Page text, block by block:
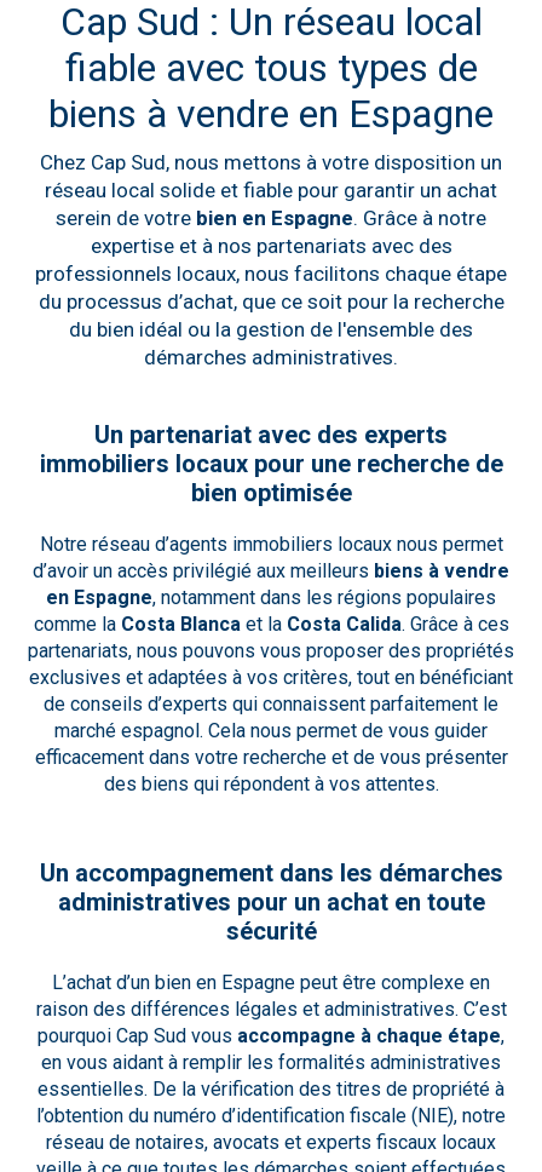
Cap Sud : Un réseau local
fiable avec tous types de
biens à vendre en Espagne
Chez Cap Sud, nous mettons à votre disposition un
réseau local solide et fiable pour garantir un achat
serein de votre bien en Espagne. Grâce à notre
expertise et à nos partenariats avec des
professionnels locaux, nous facilitons chaque étape
du processus d’achat, que ce soit pour la recherche
du bien idéal ou la gestion de l'ensemble des
démarches administratives.
Un partenariat avec des experts
immobiliers locaux pour une recherche de
bien optimisée
Notre réseau d’agents immobiliers locaux nous permet
d’avoir un accès privilégié aux meilleurs biens à vendre
en Espagne, notamment dans les régions populaires
comme la Costa Blancaet la Costa Calida. Grâce à ces
partenariats, nous pouvons vous proposer des propriétés
exclusives et adaptées à vos critères, tout en bénéficiant
de conseils d’experts qui connaissent parfaitement le
marché espagnol. Cela nous permet de vous guider
efficacement dans votre recherche et de vous présenter
des biens qui répondent à vos attentes.
Un accompagnement dans les démarches
administratives pour un achat en toute
sécurité
L’achat d’un bien en Espagne peut être complexe en
raison des différences légales et administratives. C’est
pourquoi Cap Sud vous accompagne à chaque étape,
en vous aidant à remplir les formalités administratives
essentielles. De la vérification des titres de propriété à
l’obtention du numéro d’identification fiscale (NIE), notre
réseau de notaires, avocats et experts fiscaux locaux